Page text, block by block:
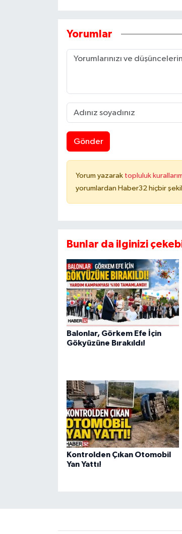
Yorumlar
Gönder
Yorum yazarak topluluk
yorumlardan Haber32 hiçbir
Bunlar da ilginizi
Balonlar, Görkem Efe İçin
Gökyüzüne Bırakıldı!
Kontrolden Çıkan Otomobil
Yan Yattı!